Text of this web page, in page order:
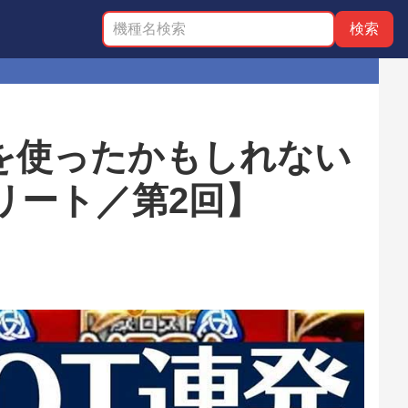
使ったかもしれない
ト／第2回】